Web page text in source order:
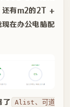
还有m2的2T +
在办公电脑配
了
Alist、可道